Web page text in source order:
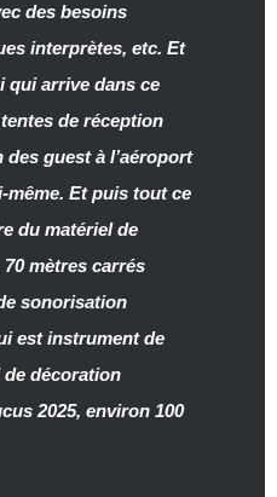
des besoins
interprètes, etc. Et
qui arrive dans ce
de réception
guest à l’aéroport
même. Et puis tout ce
du matériel de
mètres carrés
sonorisation
est instrument de
décoration
2025, environ 100